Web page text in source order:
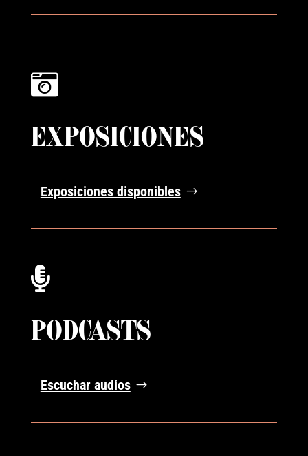

EXPOSICIONES
Exposiciones disponibles

PODCASTS
Escuchar audios